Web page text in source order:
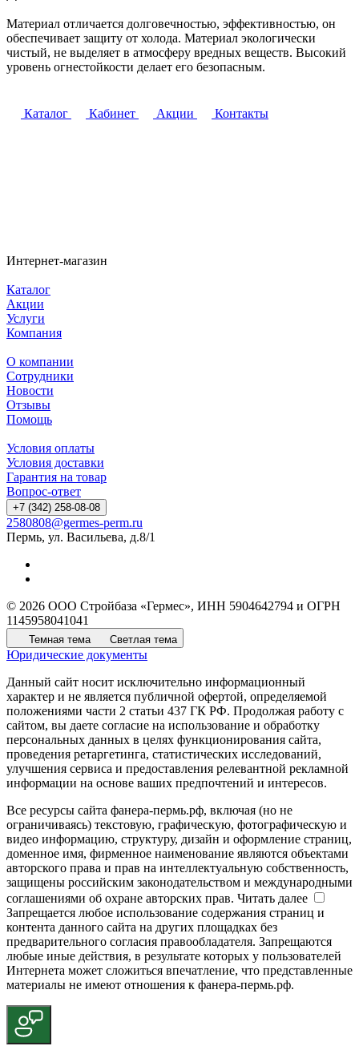
Материал отличается долговечностью, эффективностью, он
обеспечивает защиту от холода. Материал экологически
чистый, не выделяет в атмосферу вредных веществ. Высокий
уровень огнестойкости делает его безопасным.
Каталог Кабинет Акции Контакты
Интернет-магазин
Каталог
Акции
Услуги
Компания
О компании
Сотрудники
Новости
Отзывы
Помощь
Условия оплаты
Условия доставки
Гарантия на товар
Вопрос-ответ
+7 (342) 258-08-08
2580808@germes-perm.ru
Пермь, ул. Васильева, д.8/1
© 2026 ООО Стройбаза «Гермес», ИНН 5904642794 и ОГРН
1145958041041
Темная тема Светлая тема
Юридические документы
Данный сайт носит исключительно информационный
характер и не является публичной офертой, определяемой
положениями части 2 статьи 437 ГК РФ. Продолжая работу с
сайтом, вы даете согласие на использование и обработку
персональных данных в целях функционирования сайта,
проведения ретаргетинга, статистических исследований,
улучшения сервиса и предоставления релевантной рекламной
информации на основе ваших предпочтений и интересов.
Все ресурсы сайта фанера-пермь.рф, включая (но не
ограничиваясь) текстовую, графическую, фотографическую и
видео информацию, структуру, дизайн и оформление страниц,
доменное имя, фирменное наименование являются объектами
авторского права и прав на интеллектуальную собственность,
защищены российским законодательством и международными
соглашениями об охране авторских прав. Читать далее
Запрещается любое использование содержания страниц и
контента данного сайта на других площадках без
предварительного согласия правообладателя. Запрещаются
любые иные действия, в результате которых у пользователей
Интернета может сложиться впечатление, что представленные
материалы не имеют отношения к фанера-пермь.рф.